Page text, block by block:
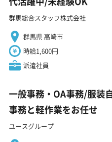
群馬総合スタッフ株式会社
群馬県 高崎市
時給1,600円
派遣社員
一般事務・OA事務/服装
事務と軽作業をお任せ
ユースグループ